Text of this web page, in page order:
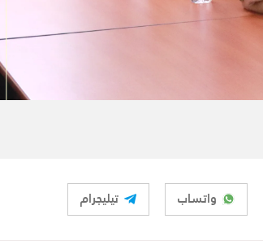
واتساب تيليجرام